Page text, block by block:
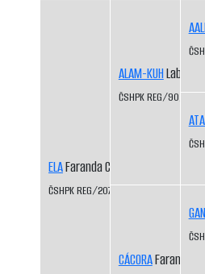
ELAFaranda CS
ČSHPK REG/207/87
ALAM-KUHLabutí
ČSHPK REG/90/84/
CÁCORAFaranda CS